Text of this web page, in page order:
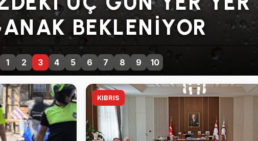
DEVAM KARARI
1 2 3 4 5 6 7 8 9 10
KIBRIS